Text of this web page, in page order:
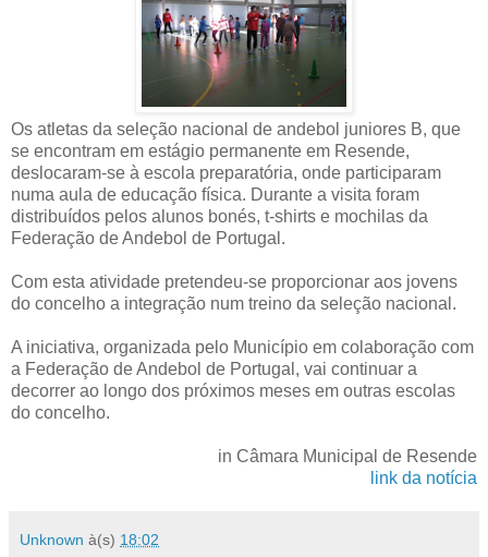
Os atletas da seleção nacional de andebol juniores B, que
se encontram em estágio permanente em Resende,
deslocaram-se à escola preparatória, onde participaram
numa aula de educação física. Durante a visita foram
distribuídos pelos alunos bonés, t-shirts e mochilas da
Federação de Andebol de Portugal.
Com esta atividade pretendeu-se proporcionar aos jovens
do concelho a integração num treino da seleção nacional.
A iniciativa, organizada pelo Município em colaboração com
a Federação de Andebol de Portugal, vai continuar a
decorrer ao longo dos próximos meses em outras escolas
do concelho.
in Câmara Municipal de Resende
link da notícia
Unknown à(s) 18:02